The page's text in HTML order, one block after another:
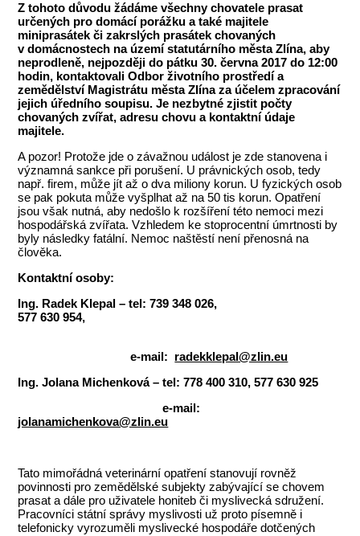
Z tohoto důvodu žádáme všechny chovatele prasat
určených pro domácí porážku a také majitele
miniprasátek či zakrslých prasátek chovaných
v domácnostech na území statutárního města Zlína, aby
neprodleně, nejpozději do pátku 30. června 2017 do 12:00
hodin, kontaktovali Odbor životního prostředí a
zemědělství Magistrátu města Zlína za účelem zpracování
jejich úředního soupisu. Je nezbytné zjistit počty
chovaných zvířat, adresu chovu a kontaktní údaje
majitele.
A pozor! Protože jde o závažnou událost je zde stanovena i
významná sankce při porušení. U právnických osob, tedy
např. firem, může jít až o dva miliony korun. U fyzických osob
se pak pokuta může vyšplhat až na 50 tis korun. Opatření
jsou však nutná, aby nedošlo k rozšíření této nemoci mezi
hospodářská zvířata. Vzhledem ke stoprocentní úmrtnosti by
byly následky fatální. Nemoc naštěstí není přenosná na
člověka.
Kontaktní osoby:
Ing. Radek Klepal – tel: 739 348 026,
577 630 954,
e-mail: radekklepal@zlin.eu
Ing. Jolana Michenková – tel: 778 400 310, 577 630 925
e-mail:
jolanamichenkova@zlin.eu
Tato mimořádná veterinární opatření stanovují rovněž
povinnosti pro zemědělské subjekty zabývající se chovem
prasat a dále pro uživatele honiteb či myslivecká sdružení.
Pracovníci státní správy myslivosti už proto písemně i
telefonicky vyrozuměli myslivecké hospodáře dotčených